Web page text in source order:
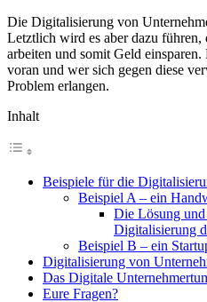
Die Digitalisierung von
Letztlich wird es aber dazu
arbeiten und somit Geld
voran und wer sich gegen diese
Problem erlangen.
Inhalt
Beispiele für die
Beispiel A – ein
Die Lösung
Digitalisierung
Beispiel B – ein
Digitalisierung von
Das Digitale
Eure Fragen?